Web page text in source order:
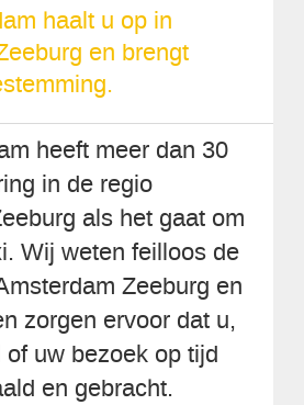
haalt u op in
en brengt
heeft meer dan 30
in de regio
als het gaat om
Wij weten feilloos de
Zeeburg en
zorgen ervoor dat u,
uw bezoek op tijd
en gebracht.